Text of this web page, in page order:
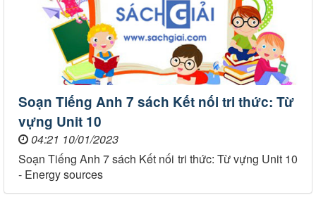
Soạn Tiếng Anh 7 sách Kết nối tri thức: Từ
vựng Unit 10
04:21 10/01/2023
Soạn Tiếng Anh 7 sách Kết nối tri thức: Từ vựng Unit 10
- Energy sources